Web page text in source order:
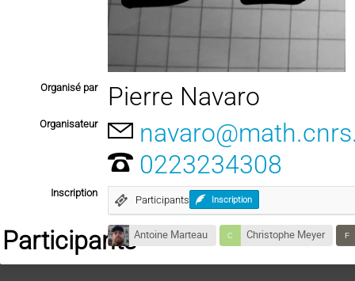
Organisé par Pierre Navaro
Organisateur
0223234308
Inscription
Participants Inscription
ParticipantsAntoine Marteau Christophe Meyer